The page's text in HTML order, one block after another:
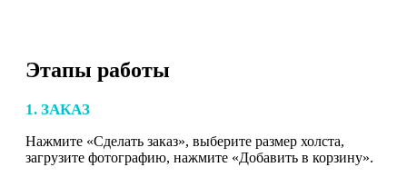
Этапы работы
1. ЗАКАЗ
Нажмите «Сделать заказ», выберите размер холста,
загрузите фотографию, нажмите «Добавить в корзину».